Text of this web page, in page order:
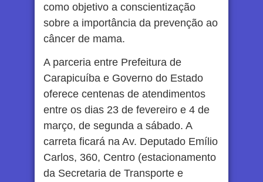
como objetivo a conscientização
sobre a importância da prevenção ao
câncer de mama.
A parceria entre Prefeitura de
Carapicuíba e Governo do Estado
oferece centenas de atendimentos
entre os dias 23 de fevereiro e 4 de
março, de segunda a sábado. A
carreta ficará na Av. Deputado Emílio
Carlos, 360, Centro (estacionamento
da Secretaria de Transporte e